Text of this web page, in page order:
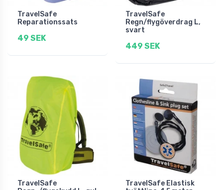
TravelSafe
Reparationssats
49 SEK
TravelSafe
Regn/flygöverdrag L,
svart
449 SEK
TravelSafe
TravelSafe Elastisk